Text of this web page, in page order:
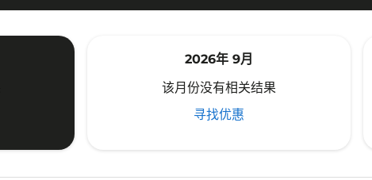
2026年 9月
该月份没有相关结果
寻找优惠